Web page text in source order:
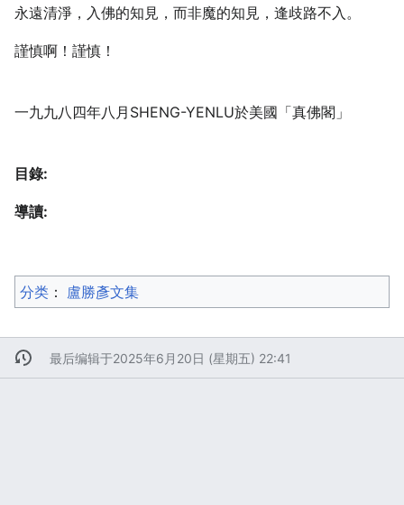
永遠清淨，入佛的知見，而非魔的知見，逢歧路不入。
謹慎啊！謹慎！
一九九八四年八月SHENG-YENLU於美國「真佛閣」
目錄:
導讀:
分类 ：​ 盧勝彥文集
最后编辑于2025年6月20日 (星期五) 22:41